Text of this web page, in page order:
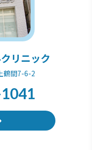
リニック
鶴間7-6-2